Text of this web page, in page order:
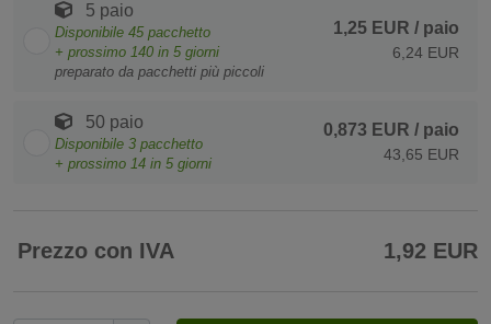
5 paio
Disponibile 45 pacchetto
+ prossimo 140 in 5 giorni
preparato da pacchetti più piccoli
1,25 EUR / paio
6,24 EUR
50 paio
Disponibile 3 pacchetto
+ prossimo 14 in 5 giorni
0,873 EUR / paio
43,65 EUR
Prezzo con IVA 1,92 EUR